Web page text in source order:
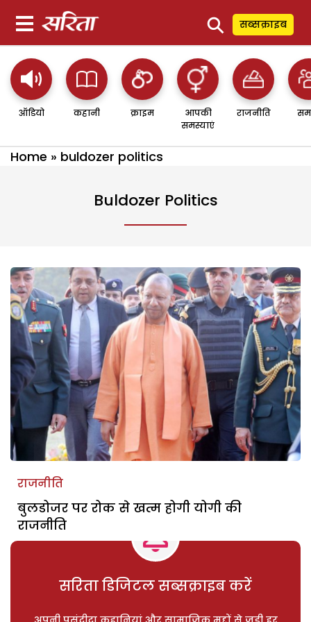
⚲ सब्सक्राइब
ऑडियो कहानी क्राइम
आपकी
समस्याएं
राजनीति
Home » buldozer politics
Buldozer Politics
राजनीति
बुलडोजर पर रोक से खत्म होगी योगी की
राजनीति
सरिता डिजिटल सब्सक्राइब करें